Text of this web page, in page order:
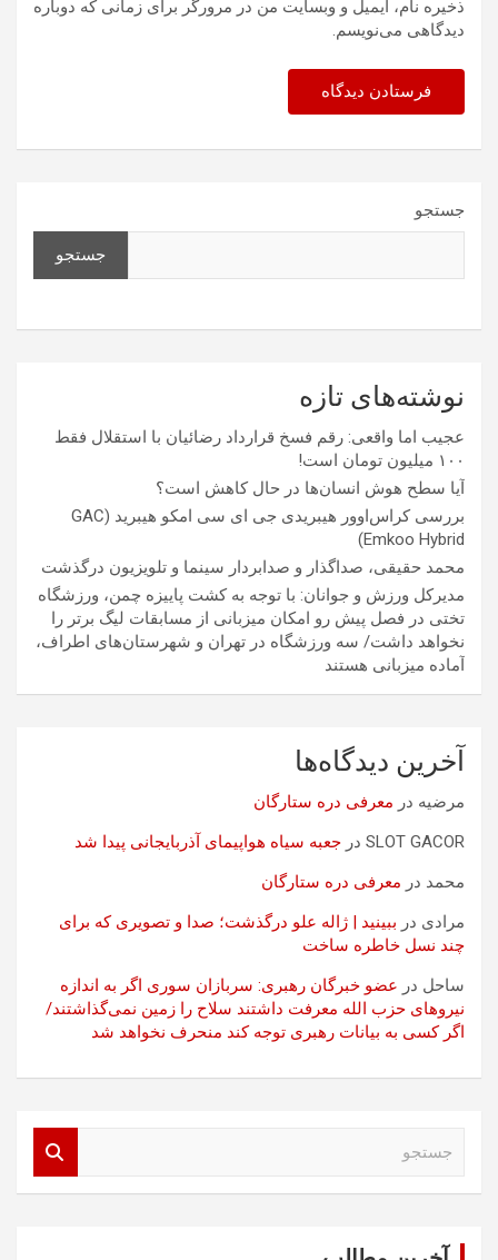
ذخیره نام، ایمیل و وبسایت من در مرورگر برای زمانی که دوباره
دیدگاهی می‌نویسم.
جستجو
جستجو
نوشته‌های تازه
عجیب اما واقعی: رقم فسخ قرارداد رضائیان با استقلال فقط
۱۰۰ میلیون تومان است!
آیا سطح هوش انسان‌ها در حال کاهش است؟
بررسی کراس‌اوور هیبریدی جی ای سی امکو هیبرید (GAC
Emkoo Hybrid)
محمد حقیقی، صداگذار و صدابردار سینما و تلویزیون درگذشت
مدیرکل ورزش و جوانان: با توجه به کشت پاییزه چمن، ورزشگاه
تختی در فصل پیش رو امکان میزبانی از مسابقات لیگ برتر را
نخواهد داشت/ سه ورزشگاه در تهران و شهرستان‌های اطراف،
آماده میزبانی هستند
آخرین دیدگاه‌ها
مرضیه در معرفی دره ستارگان
SLOT GACOR در جعبه سیاه هواپیمای آذربایجانی پیدا شد
محمد در معرفی دره ستارگان
مرادی در ببینید | ژاله علو درگذشت؛ صدا و تصویری که برای
چند نسل خاطره ساخت
ساحل در عضو خبرگان رهبری: سربازان سوری اگر به اندازه
نیروهای حزب الله معرفت داشتند سلاح را زمین نمی‌گذاشتند/
اگر کسی به بیانات رهبری توجه کند منحرف نخواهد شد